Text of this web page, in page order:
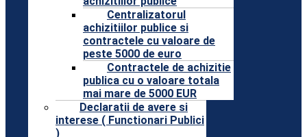
Centralizatorul
achizitiilor publice si
contractele cu valoare de
peste 5000 de euro
Contractele de achizitie
publica cu o valoare totala
mai mare de 5000 EUR
Declaratii de avere si
interese ( Functionari Publici
)